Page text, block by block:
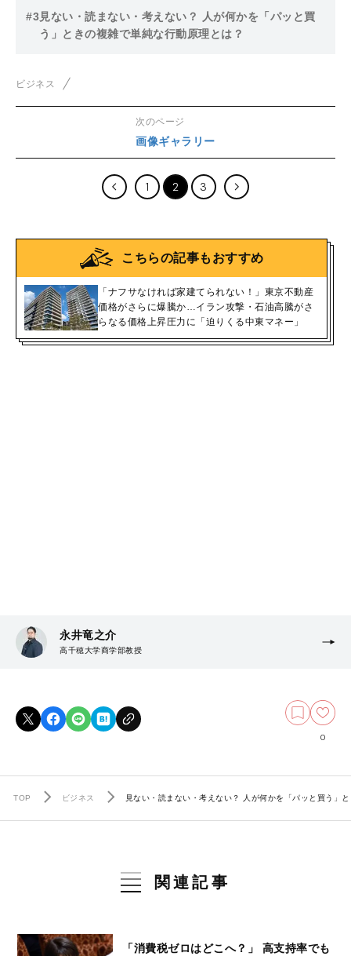
変化したブランドビジネスの背景
#3見ない・読まない・考えない？ 人が何かを「パッと買
う」ときの複雑で単純な行動原理とは？
ビジネス
次のページ
画像ギャラリー
1 2 3
こちらの記事もおすすめ
「ナフサなければ家建てられない！」東京不動産
価格がさらに爆騰か…イラン攻撃・石油高騰がさ
らなる価格上昇圧力に「迫りくる中東マネー」
永井竜之介
高千穂大学商学部教授
0
TOP ビジネス 見ない・読まない・考えない？ 人が何かを「パッと買う」
関連記事
「消費税ゼロはどこへ？」 高支持率でも